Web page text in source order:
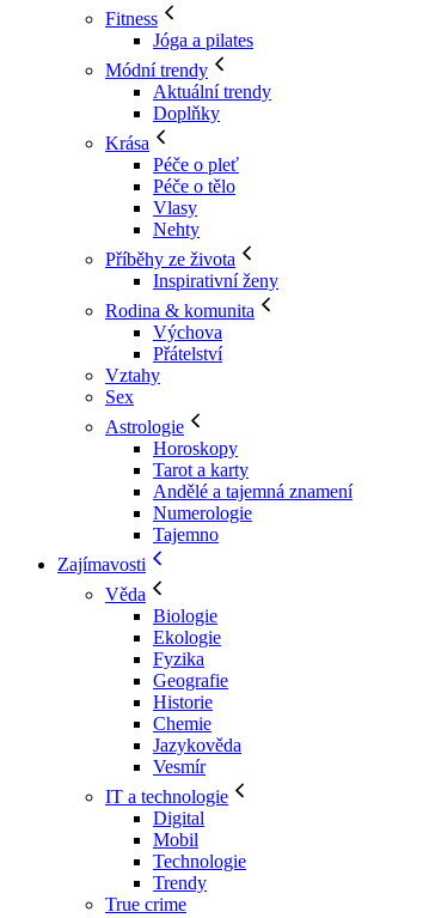
Fitness
Jóga a pilates
Módní trendy
Aktuální trendy
Doplňky
Krása
Péče o pleť
Péče o tělo
Vlasy
Nehty
Příběhy ze života
Inspirativní ženy
Rodina & komunita
Výchova
Přátelství
Vztahy
Sex
Astrologie
Horoskopy
Tarot a karty
Andělé a tajemná znamení
Numerologie
Tajemno
Zajímavosti
Věda
Biologie
Ekologie
Fyzika
Geografie
Historie
Chemie
Jazykověda
Vesmír
IT a technologie
Digital
Mobil
Technologie
Trendy
True crime